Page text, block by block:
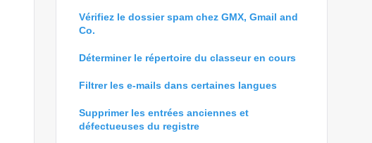
Vérifiez le dossier spam chez GMX, Gmail and
Co.
Déterminer le répertoire du classeur en cours
Filtrer les e-mails dans certaines langues
Supprimer les entrées anciennes et
défectueuses du registre